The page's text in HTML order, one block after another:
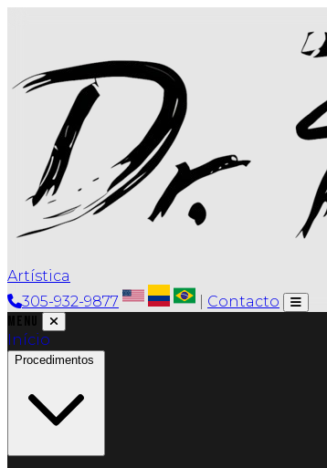
Artística
305-932-9877
Contacto
Menu
Início
Procedimentos